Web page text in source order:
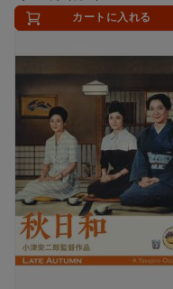
カートに入れる